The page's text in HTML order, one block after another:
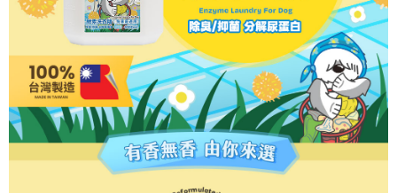
１．透過由恩沛科技股份有限公司提供之「AFTEE先享後付」服務完成之交
易，需依本服務之必要範圍內提供個人資料，並將交易相關給付款項請求債
權轉讓予恩沛科技股份有限公司。
２．關於個人資料處理事宜，請瀏覽以下網址：
https://aftee.tw/terms/#terms3
３．未成年的使用者請事先徵得法定代理人或監護人之同意方可使用
「AFTEE先享後付」，若未經同意申辦者引起之損失，本公司不負相關責
任。
４．使用「AFTEE先享後付」時，將依據個別帳號之用戶狀況，依本公司即
時審查核予不同之上限額度；若仍有額度不足之情形，本公司將視審查結果
請求用戶進行身份認證。
５．嚴禁一人註冊多個帳號或使用他人資訊註冊。若發現惡意使用之情形，
宅配(無配送離島)
每筆NT$100，滿NT$1,200(含以上)免運費
郵局(下單後不含六日3天出貨、無貨到付款)
每筆NT$150，滿NT$1,500(含以上)免運費
宅配上樓-新竹貨運
每筆NT$120，滿NT$1,200(含以上)免運費